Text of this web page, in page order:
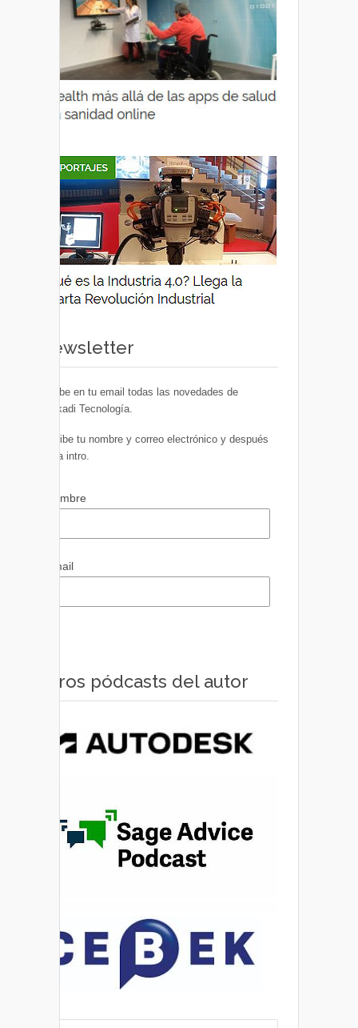
Newsletter
Recibe en tu email todas las novedades de
Euskadi Tecnología.
Escribe tu nombre y correo electrónico y después
pulsa intro.
Nombre
Email
Otros pódcasts del autor